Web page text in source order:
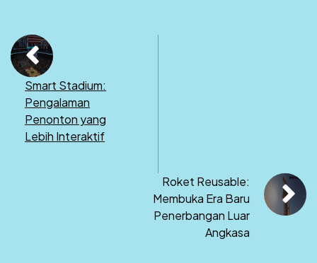
Smart Stadium:
Pengalaman
Penonton yang
Lebih Interaktif
Roket Reusable:
Membuka Era Baru
Penerbangan Luar
Angkasa